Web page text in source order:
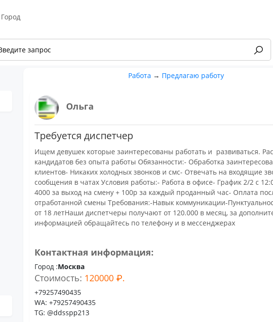
Город
Работа → Предлагаю работу
Ольга
Требуется диспетчер
Ищем девушек которые заинтересованы работать и развиваться.
кандидатов без опыта работы Обязанности:- Обработка
клиентов- Никаких холодных звонков и смс- Отвечать на входящие
сообщения в чатах Условия работы:- Работа в офисе- График 2/2 с
4000 за выход на смену + 100р за каждый проданный час- Оплата
отработанной смены Требования:-Навык коммуникации-
от 18 летНаши диспетчеры получают от 120.000 в месяц, за
информацией обращайтесь по телефону и в мессенджерах
Контактная информация:
Город :Москва
Стоимость: 120000 ₽.
+79257490435
WA: +79257490435
TG: @ddsspp213
-55%
Покрывало вафельное